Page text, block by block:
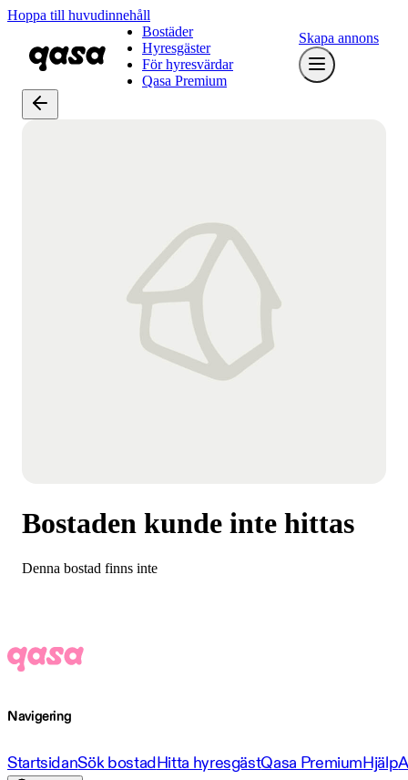
Hoppa till huvudinnehåll
Bostäder
Hyresgäster
För hyresvärdar
Qasa Premium
Skapa annons
Bostaden kunde inte hittas
Denna bostad finns inte
Navigering
StartsidanSök bostadHitta hyresgästQasa PremiumHjälp